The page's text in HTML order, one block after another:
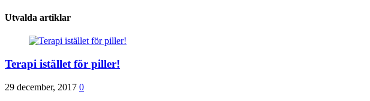
Utvalda artiklar
Terapi istället för piller!
29 december, 2017 0